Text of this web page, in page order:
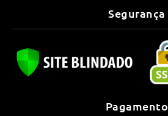
Segurança
Pagamento